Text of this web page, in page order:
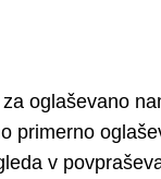
oglaševano
primerno
v